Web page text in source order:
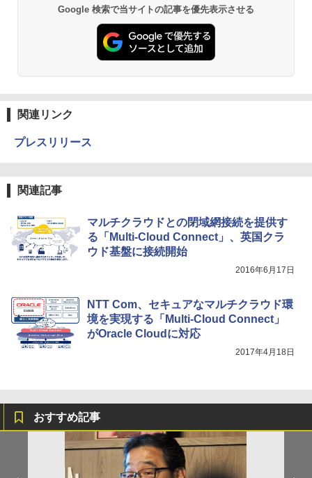
Google 検索で当サイトの記事を優先表示させる
関連リンク
プレスリリース
関連記事
マルチクラウドとの閉域網接続を提供す
る「Multi-Cloud Connect」、英国クラ
ウド基盤に接続開始
2016年6月17日
NTT Com、セキュアなマルチクラウド環
境を実現する「Multi-Cloud Connect」
がOracle Cloudに対応
2017年4月18日
おすすめ記事